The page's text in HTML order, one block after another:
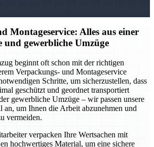
Montageservice: Alles aus einer
gewerbliche Umzüge
beginnt oft schon mit der richtigen
Verpackungs- und Montageservice
Schritte, um sicherzustellen, dass
geschützt und geordnet transportiert
gewerbliche Umzüge – wir passen unsere
um Ihnen die Arbeit abzunehmen und
vermeiden.
verpacken Ihre Wertsachen mit
hochwertiges Material, um eine sichere